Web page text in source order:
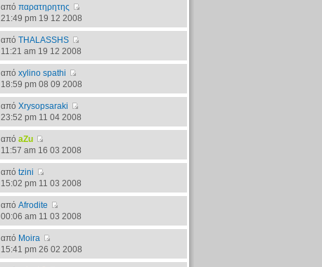
απόπαρατηρητης
21:49 pm 19 12 2008
απόTHALASSHS
11:21 am 19 12 2008
απόxylino spathi
18:59 pm 08 09 2008
απόXrysopsaraki
23:52 pm 11 04 2008
απόaZu
11:57 am 16 03 2008
απόtzini
15:02 pm 11 03 2008
απόAfrodite
00:06 am 11 03 2008
από Moira
15:41 pm 26 02 2008